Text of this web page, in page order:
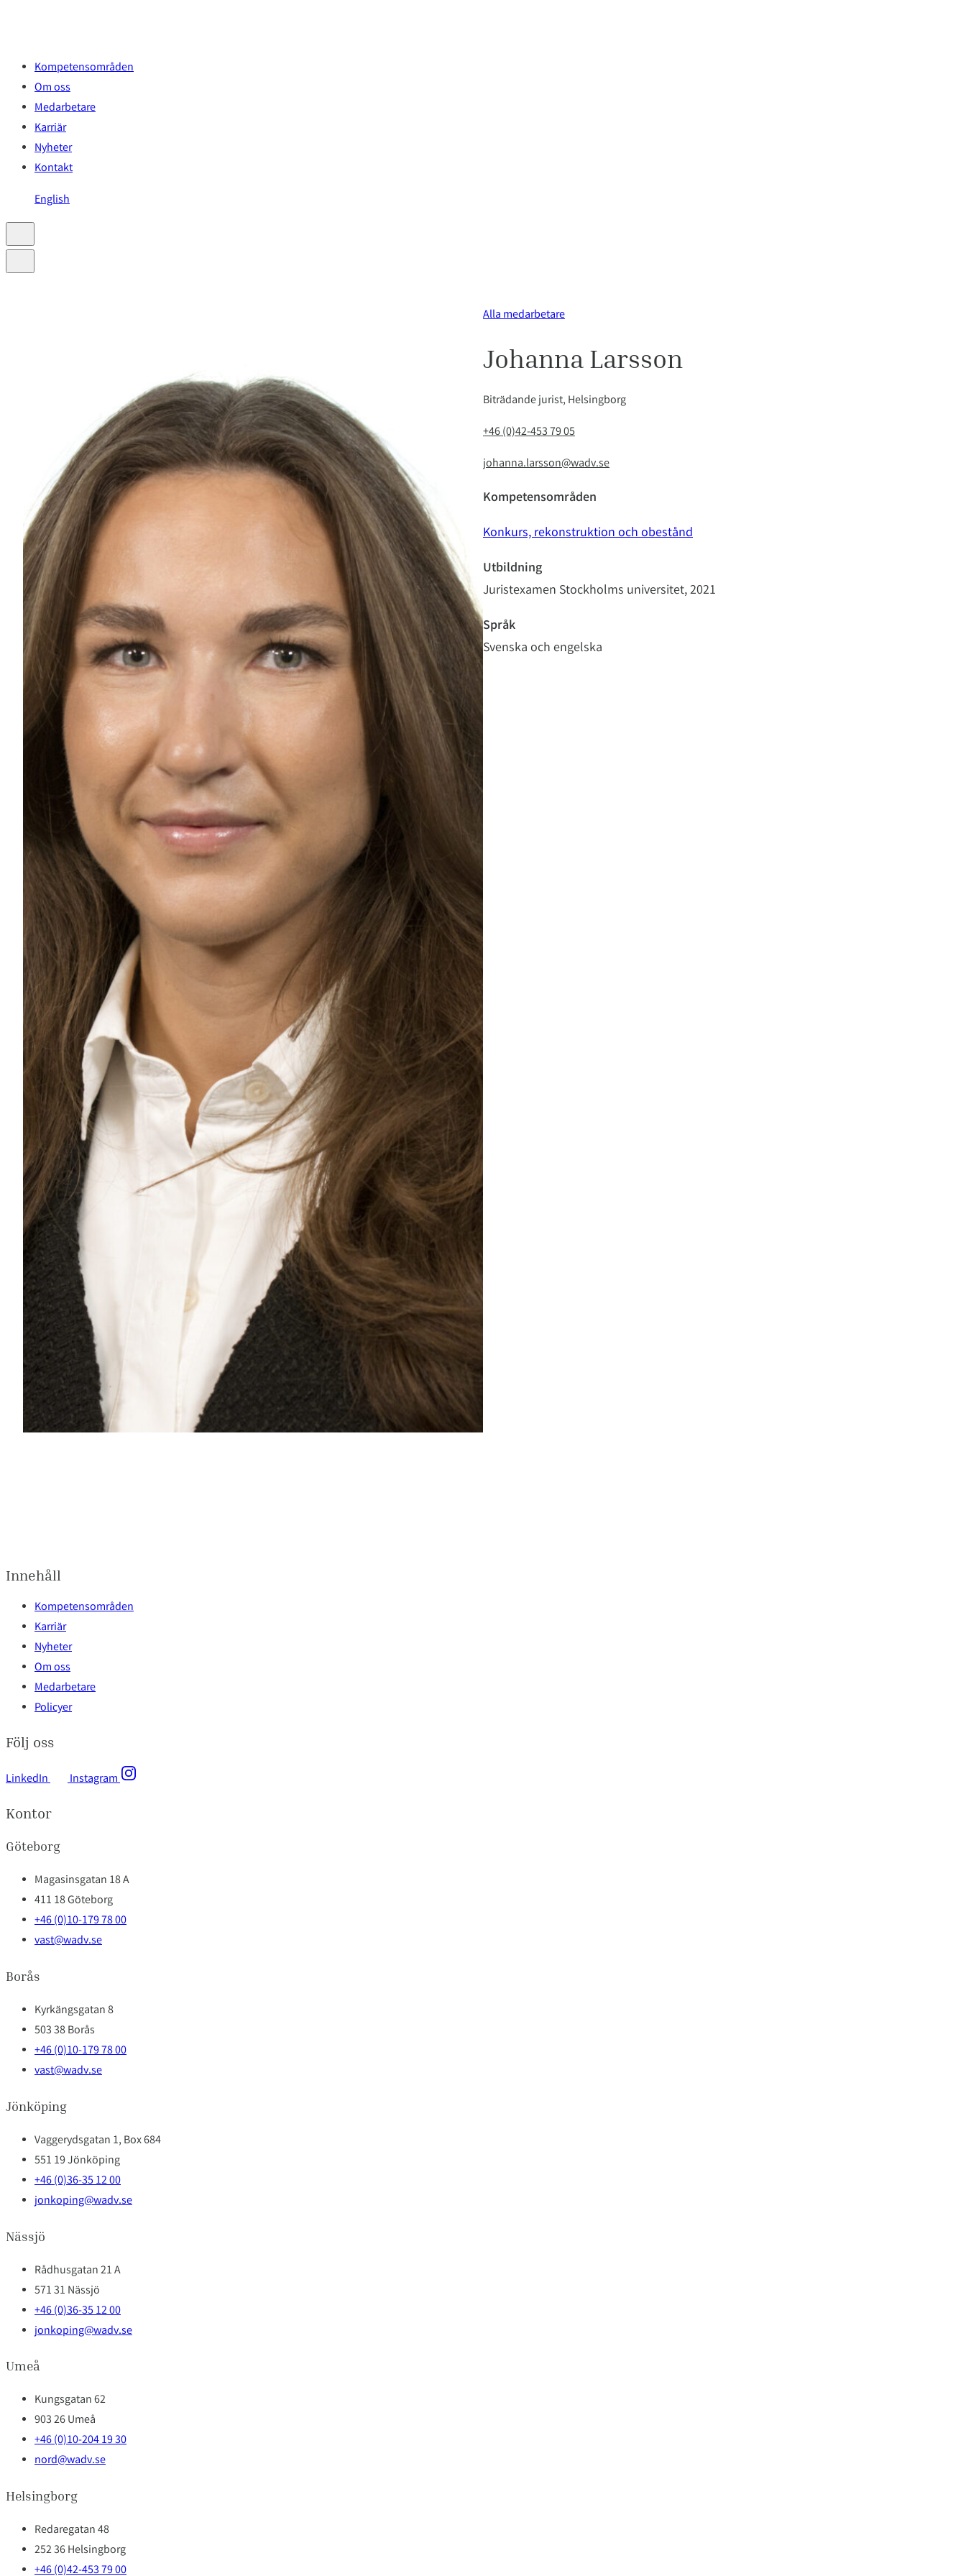
Kompetensområden
Om oss
Medarbetare
Karriär
Nyheter
Kontakt
English
Alla medarbetare
Johanna Larsson
Biträdande jurist, Helsingborg
+46 (0)42-453 79 05
johanna.larsson@wadv.se
Kompetensområden
Konkurs, rekonstruktion och obestånd
Utbildning
Juristexamen Stockholms universitet, 2021
Språk
Svenska och engelska
Innehåll
Kompetensområden
Karriär
Nyheter
Om oss
Medarbetare
Policyer
Följ oss
LinkedIn Instagram
Kontor
Göteborg
Magasinsgatan 18 A
411 18 Göteborg
+46 (0)10-179 78 00
vast@wadv.se
Borås
Kyrkängsgatan 8
503 38 Borås
+46 (0)10-179 78 00
vast@wadv.se
Jönköping
Vaggerydsgatan 1, Box 684
551 19 Jönköping
+46 (0)36-35 12 00
jonkoping@wadv.se
Nässjö
Rådhusgatan 21 A
571 31 Nässjö
+46 (0)36-35 12 00
jonkoping@wadv.se
Umeå
Kungsgatan 62
903 26 Umeå
+46 (0)10-204 19 30
nord@wadv.se
Helsingborg
Redaregatan 48
252 36 Helsingborg
+46 (0)42-453 79 00